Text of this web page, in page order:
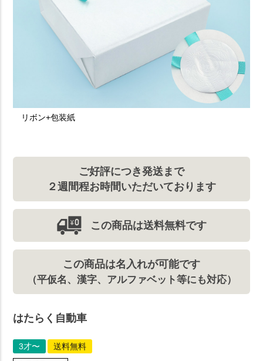
リボン+包装紙
ご好評につき発送まで
２週間程お時間いただいております
この商品は送料無料です
この商品は名入れが可能です
（平仮名、漢字、アルファベット等にも対応）
はたらく自動車
3才〜 送料無料